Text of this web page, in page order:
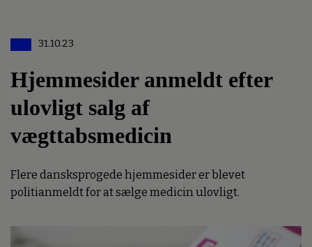
31.10.23
Hjemmesider anmeldt efter
ulovligt salg af
vægttabsmedicin
Flere dansksprogede hjemmesider er blevet
politianmeldt for at sælge medicin ulovligt.